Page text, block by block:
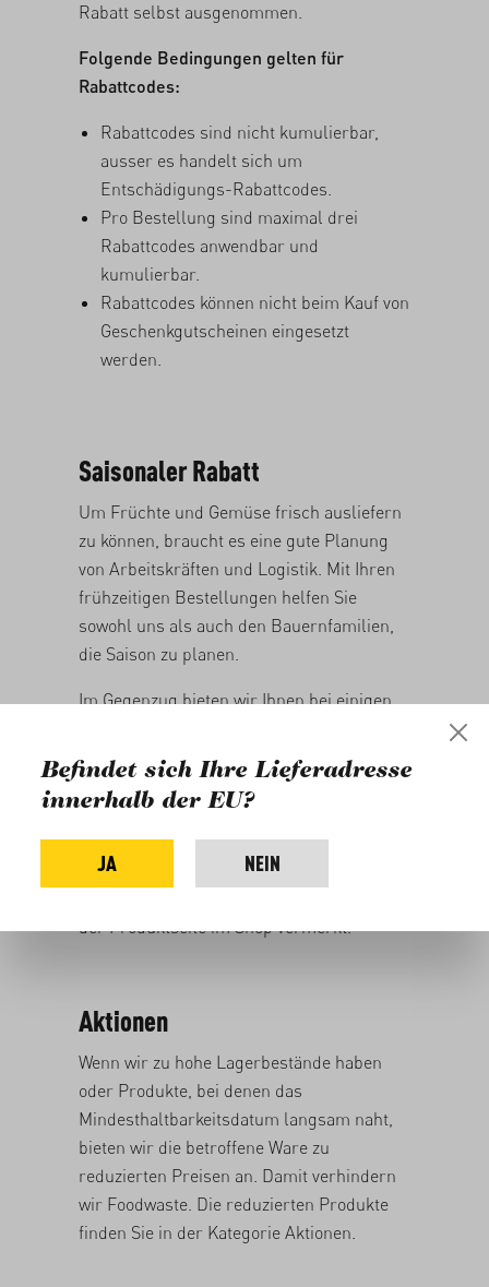
Rabatt selbst ausgenommen.
Folgende Bedingungen gelten für
Rabattcodes:
Rabattcodes sind nicht kumulierbar,
ausser es handelt sich um
Entschädigungs-Rabattcodes.
Pro Bestellung sind maximal drei
Rabattcodes anwendbar und
kumulierbar.
Rabattcodes können nicht beim Kauf von
Geschenkgutscheinen eingesetzt
werden.
Saisonaler Rabatt
Um Früchte und Gemüse frisch ausliefern
zu können, braucht es eine gute Planung
von Arbeitskräften und Logistik. Mit Ihren
frühzeitigen Bestellungen helfen Sie
sowohl uns als auch den Bauernfamilien,
die Saison zu planen.
Im Gegenzug bieten wir Ihnen bei einigen
wenn Sie bereits Anfang Saison mehrere
Kisten der gleichen Frucht vorbestellen.
Dabei spielt es keine Rolle, ob Sie diese an
verschiedenen oder nur einem
Liefertermin beziehen. Ab wie vielen Kisten
der Produktseite im Shop vermerkt.
Aktionen
Wenn wir zu hohe Lagerbestände haben
oder Produkte, bei denen das
Mindesthaltbarkeitsdatum langsam naht,
bieten wir die betroffene Ware zu
reduzierten Preisen an. Damit verhindern
wir Foodwaste. Die reduzierten Produkte
finden Sie in der Kategorie Aktionen.
Befindet sich Ihre Lieferadresse
innerhalb der EU?
JA NEIN